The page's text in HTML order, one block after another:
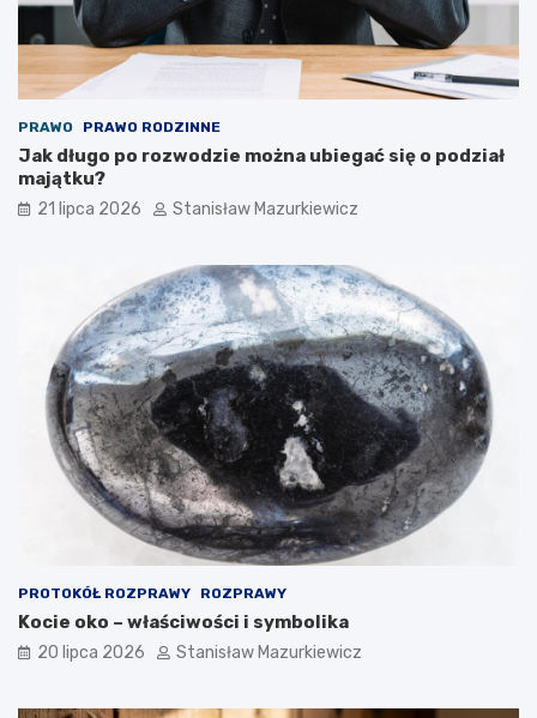
PRAWO PRAWO RODZINNE
Jak długo po rozwodzie można ubiegać się o podział
majątku?
21 lipca 2026 Stanisław Mazurkiewicz
PROTOKÓŁ ROZPRAWY ROZPRAWY
Kocie oko – właściwości i symbolika
20 lipca 2026 Stanisław Mazurkiewicz